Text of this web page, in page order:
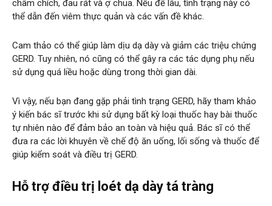
châm chích, đau rát và ợ chua. Nếu để lâu, tình trạng này có
thể dẫn đến viêm thực quản và các vấn đề khác.
Cam thảo có thể giúp làm dịu dạ dày và giảm các triệu chứng
GERD. Tuy nhiên, nó cũng có thể gây ra các tác dụng phụ nếu
sử dụng quá liều hoặc dùng trong thời gian dài.
Vì vậy, nếu bạn đang gặp phải tình trạng GERD, hãy tham khảo
ý kiến ​​bác sĩ trước khi sử dụng bất kỳ loại thuốc hay bài thuốc
tự nhiên nào để đảm bảo an toàn và hiệu quả. Bác sĩ có thể
đưa ra các lời khuyên về chế độ ăn uống, lối sống và thuốc để
giúp kiểm soát và điều trị GERD.
Hỗ trợ điều trị loét dạ dày tá tràng